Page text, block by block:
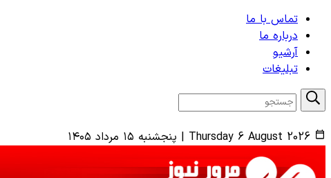
تماس با ما
درباره ما
آرشیو
تبلیغات
Thursday 6 August 2026
| پنجشنبه ۱۵ مرداد ۱۴۰۵